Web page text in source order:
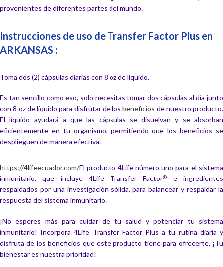
provenientes de diferentes partes del mundo.
Instrucciones de uso de Transfer Factor Plus en
ARKANSAS :
Toma dos (2) cápsulas diarias con 8 oz de líquido.
Es tan sencillo como eso, solo necesitas tomar dos cápsulas al día junto
con 8 oz de líquido para disfrutar de losbeneficios de nuestro producto.
El líquido ayudará a que las cápsulas se disuelvan y se absorban
eficientemente en tu organismo, permitiendo que los beneficios se
desplieguen de manera efectiva.
https://4lifeecuador.com/El producto 4Life número uno para el sistema
inmunitario, que incluye 4Life Transfer Factor®
e ingredientes
respaldados por una investigación sólida, para balancear y respaldar la
respuesta del sistema inmunitario.
¡No esperes más para cuidar de tu salud y potenciar tu sistema
inmunitario! Incorpora 4Life Transfer Factor Plus a tu rutina diaria y
disfruta de los beneficios que este producto tiene para ofrecerte. ¡Tu
bienestar es nuestra prioridad!